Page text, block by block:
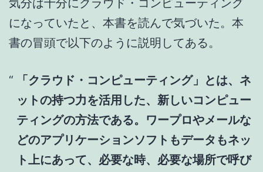
気分は十分にクラウド・コンピューティング
になっていたと、本書を読んで気づいた。本
書の冒頭で以下のように説明してある。
「クラウド・コンピューティング」とは、ネ
ットの持つ力を活用した、新しいコンピュー
ティングの方法である。ワープロやメールな
どのアプリケーションソフトもデータもネッ
ト上にあって、必要な時、必要な場所で呼び